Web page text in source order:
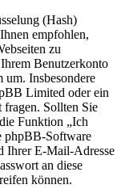
(Hash)
empfohlen,
zu
Benutzerkonto
um. Insbesondere
Limited oder ein
fragen. Sollten Sie
Funktion „Ich
phpBB-Software
Ihrer E-Mail-Adresse
an diese
können.